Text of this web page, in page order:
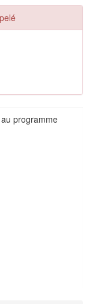
programme